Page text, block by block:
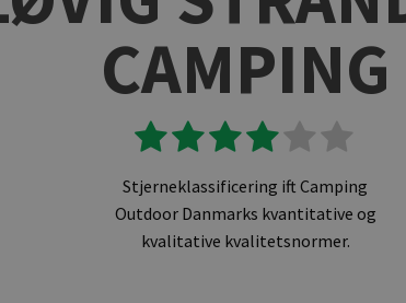
CAMPING
Stjerneklassificering ift Camping
Outdoor Danmarks kvantitative og
kvalitative kvalitetsnormer.